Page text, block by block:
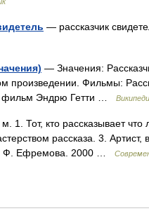
— рассказчик
— Значения:
произведении. Фильмы:
фильм Эндрю Гетти …
1. Тот, кто рассказывает что
рассказа. 3.
Ф. Ефремова. 2000 …